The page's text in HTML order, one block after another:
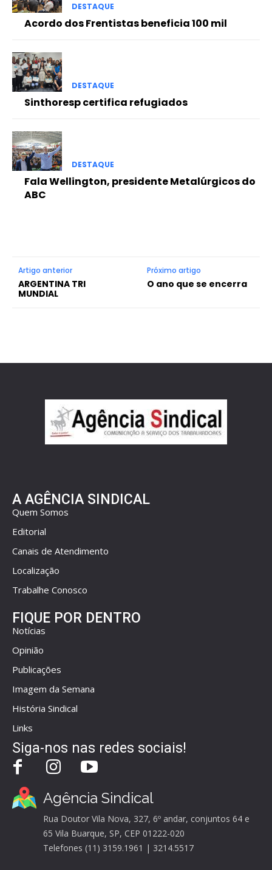
DESTAQUE
Acordo dos Frentistas beneficia 100 mil
DESTAQUE
Sinthoresp certifica refugiados
DESTAQUE
Fala Wellington, presidente Metalúrgicos do
ABC
Artigo anterior
ARGENTINA TRI
MUNDIAL
Próximo artigo
O ano que se encerra
A AGÊNCIA SINDICAL
Quem Somos
Editorial
Canais de Atendimento
Localização
Trabalhe Conosco
FIQUE POR DENTRO
Notícias
Opinião
Publicações
Imagem da Semana
História Sindical
Links
Siga-nos nas redes sociais!
Agência Sindical
Rua Doutor Vila Nova, 327, 6º andar, conjuntos 64 e
65 Vila Buarque, SP, CEP 01222-020
Telefones (11) 3159.1961 | 3214.5517